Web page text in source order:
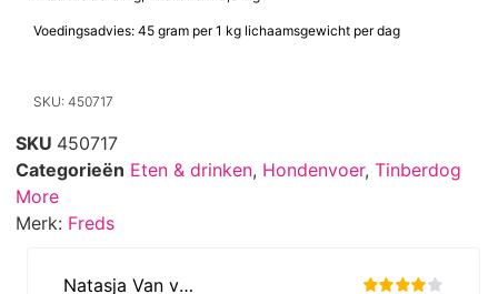
Voedingsadvies: 45 gram per 1 kg lichaamsgewicht per dag
SKU: 450717
SKU 450717
Categorieën Eten & drinken, Hondenvoer, Tinberdog
More
Merk: Freds